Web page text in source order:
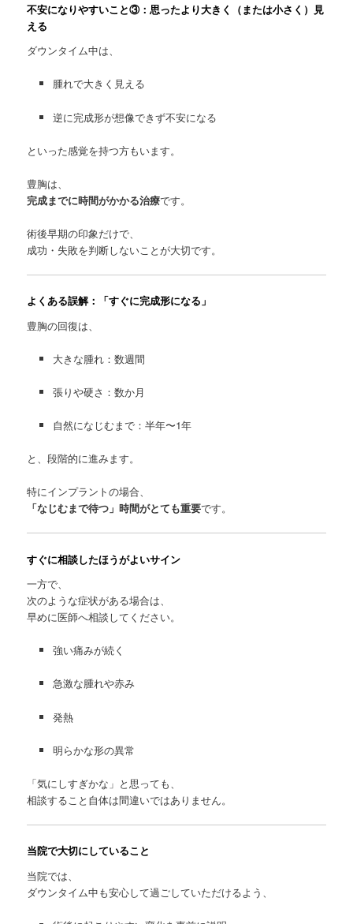
不安になりやすいこと③：思ったより大きく（または小さく）見
える
ダウンタイム中は、
腫れで大きく見える
逆に完成形が想像できず不安になる
といった感覚を持つ方もいます。
豊胸は、
完成までに時間がかかる治療です。
術後早期の印象だけで、
成功・失敗を判断しないことが大切です。
よくある誤解：「すぐに完成形になる」
豊胸の回復は、
大きな腫れ：数週間
張りや硬さ：数か月
自然になじむまで：半年〜1年
と、段階的に進みます。
特にインプラントの場合、
「なじむまで待つ」時間がとても重要です。
すぐに相談したほうがよいサイン
一方で、
次のような症状がある場合は、
早めに医師へ相談してください。
強い痛みが続く
急激な腫れや赤み
発熱
明らかな形の異常
「気にしすぎかな」と思っても、
相談すること自体は間違いではありません。
当院で大切にしていること
当院では、
ダウンタイム中も安心して過ごしていただけるよう、